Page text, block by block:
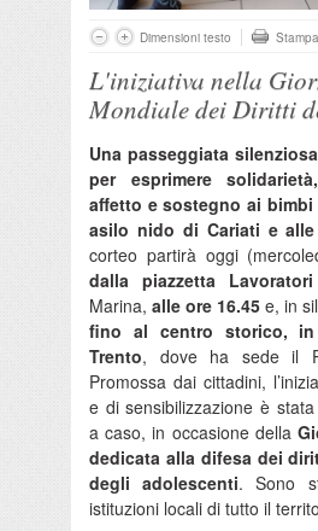
Dimensioni testo Stampa
L'iniziativa nella
Mondiale dei Diritti
Una passeggiata silenziosa
per esprimere solidarietà,
affetto e sostegno ai
asilo nido di Cariati e
corteo partirà oggi
dalla piazzetta
Marina, alle ore 16.45 e, in
fino al centro storico, in
Trento, dove ha sede il
Promossa dai cittadini,
e di sensibilizzazione è
a caso, in occasione della
dedicata alla difesa dei
degli adolescenti. Sono
istituzioni locali di tutto il